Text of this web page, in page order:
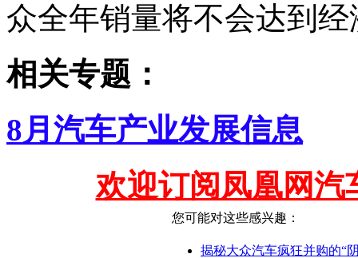
众全年销量将不会达到
相关专题：
8月汽车产业发展信息
欢迎订阅凤凰网汽
您可能对这些感兴趣：
揭秘大众汽车疯狂并购的“